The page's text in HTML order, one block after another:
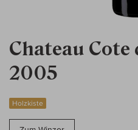
Chateau Cote
2005
Holzkiste